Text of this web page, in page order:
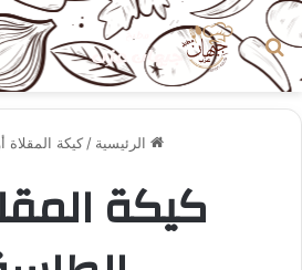
بحث عن
الرئيسية / كيكة المقلاة
كيكة